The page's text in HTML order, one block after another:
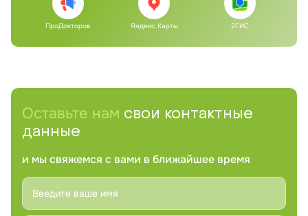
ПроДокторов Яндекс.Карты 2ГИС
Оставьте нам свои контактные
данные
и мы свяжемся с вами в ближайшее время